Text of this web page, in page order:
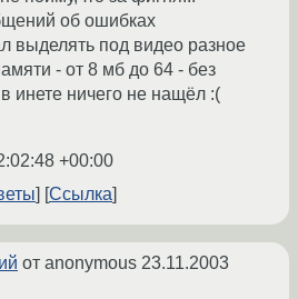
об ошибках
выделять под видео разное
- от 8 мб до 64 - без
инете ничего не нащёл :(
+00:00
Ссылка
от anonymous 23.11.2003